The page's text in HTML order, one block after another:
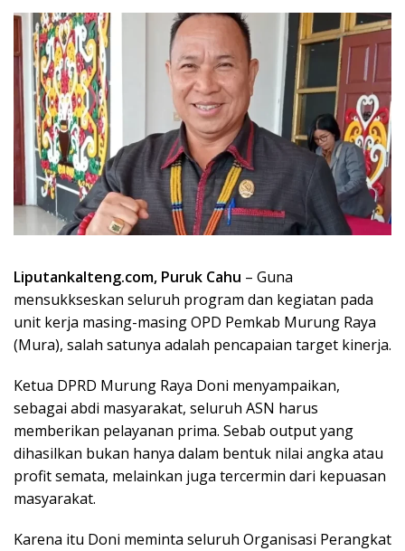
Liputankalteng.com, Puruk Cahu – Guna
mensukkseskan seluruh program dan kegiatan pada
unit kerja masing-masing OPD Pemkab Murung Raya
(Mura), salah satunya adalah pencapaian target kinerja.
Ketua DPRD Murung Raya Doni menyampaikan,
sebagai abdi masyarakat, seluruh ASN harus
memberikan pelayanan prima. Sebab output yang
dihasilkan bukan hanya dalam bentuk nilai angka atau
profit semata, melainkan juga tercermin dari kepuasan
masyarakat.
Karena itu Doni meminta seluruh Organisasi Perangkat